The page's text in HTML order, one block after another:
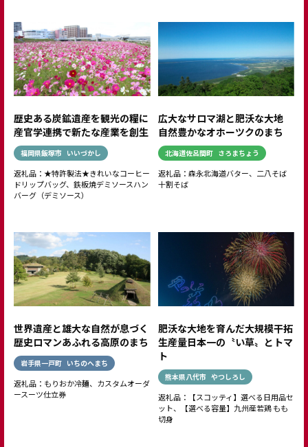
歴史ある炭鉱遺産を観光の糧に
産官学連携で新たな産業を創生
福岡県飯塚市 いいづかし
返礼品：★特許製法★きれいなコーヒー
ドリップバッグ、鉄板焼デミソースハン
バーグ（デミソース）
広大なサロマ湖と肥沃な大地
自然豊かなオホーツクのまち
北海道佐呂間町 さろまちょう
返礼品：森永北海道バター、二八そば
十割そば
世界遺産と雄大な自然が息づく
歴史ロマンあふれる高原のまち
岩手県一戸町 いちのへまち
返礼品：もりおか冷麺、カスタムオーダ
ースーツ仕立券
肥沃な大地を育んだ大規模干拓
生産量日本一の〝い草〟とトマ
ト
熊本県八代市 やつしろし
返礼品：【スコッティ】選べる日用品セ
ット、【選べる容量】九州産若鶏 もも
切身